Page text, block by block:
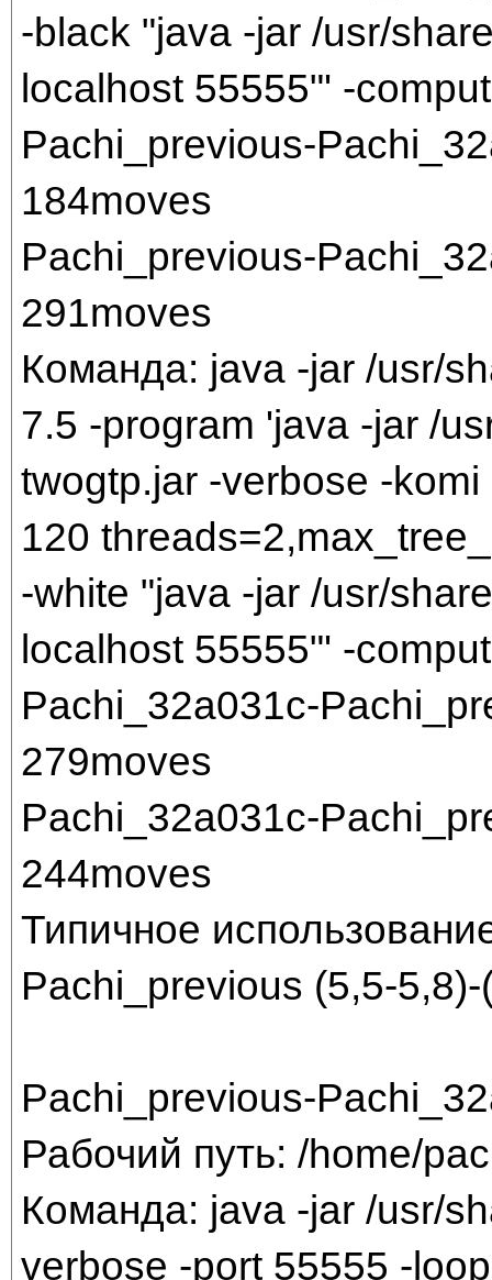
-black "java -jar /usr/
localhost 55555"' -
Pachi_previous-
184moves
Pachi_previous-
291moves
Команда: java -jar /usr/
7.5 -program 'java -jar /
twogtp.jar -verbose -
120
-white "java -jar /usr/
localhost 55555"' -
Pachi_32a031c-
279moves
Pachi_32a031c-
244moves
Типичное
Pachi_previous (5,5-
Pachi_previous-
Рабочий путь: /home/
Команда: java -jar /usr/
verbose -port 55555 -